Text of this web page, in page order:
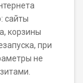
сайты
корзины
при
не